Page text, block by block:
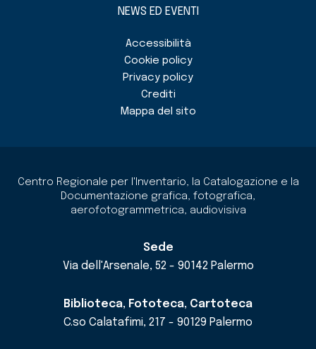
NEWS ED EVENTI
Accessibilità
Cookie policy
Privacy policy
Crediti
Mappa del sito
Centro Regionale per l'Inventario, la Catalogazione e la
Documentazione grafica, fotografica,
aerofotogrammetrica, audiovisiva
Sede
Via dell'Arsenale, 52 - 90142 Palermo
Biblioteca, Fototeca, Cartoteca
C.so Calatafimi, 217 - 90129 Palermo